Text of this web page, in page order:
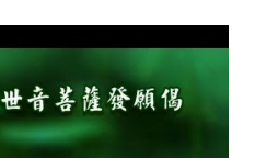
10245 相關文章： 正念
EP1：人生不如意十之八九?要